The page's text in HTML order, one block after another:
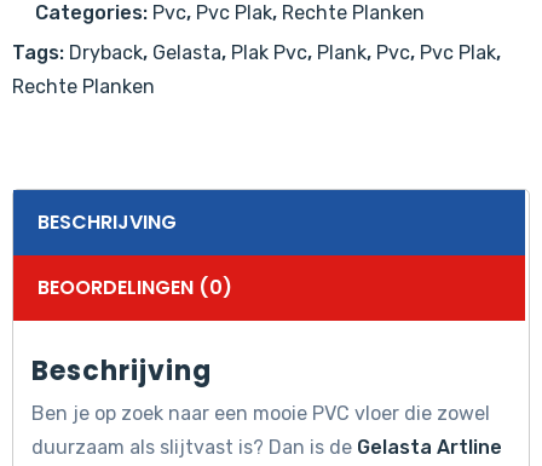
Desert
aantal
Categories: Pvc, Pvc Plak, Rechte Planken
Tags: Dryback, Gelasta, Plak Pvc, Plank, Pvc, Pvc Plak,
Rechte Planken
BESCHRIJVING
BEOORDELINGEN (0)
Beschrijving
Ben je op zoek naar een mooie PVC vloer die zowel
duurzaam als slijtvast is? Dan is de Gelasta Artline